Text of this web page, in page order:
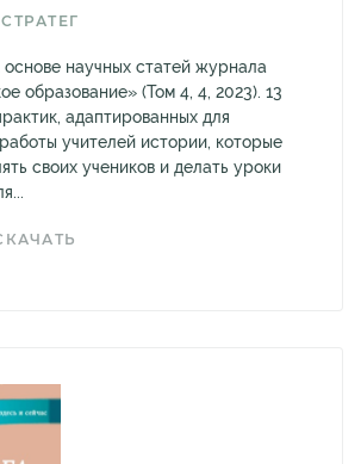
основе научных статей журнала
образование» (Том 4, 4, 2023). 13
адаптированных для
учителей истории, которые
своих учеников и делать уроки